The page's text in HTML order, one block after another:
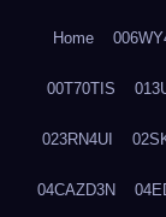
Home
00T70TIS
023RN4UI
04CAZD3N